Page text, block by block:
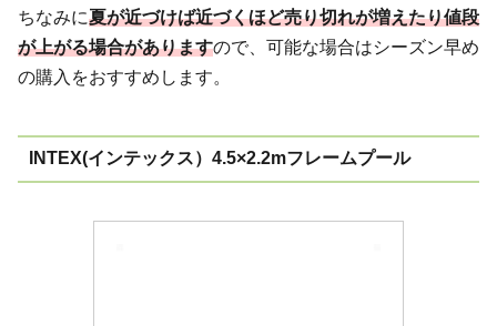
ちなみに夏が近づけば近づくほど売り切れが増えたり値段
が上がる場合がありますので、可能な場合はシーズン早め
の購入をおすすめします。
INTEX(インテックス）4.5×2.2mフレームプール